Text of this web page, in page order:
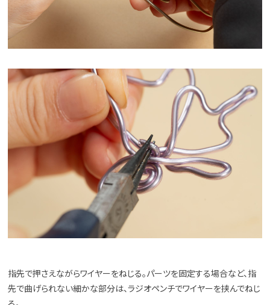
指先で押さえながらワイヤーをねじる。パーツを固定する場合など、指
先で曲げられない細かな部分は、ラジオペンチでワイヤーを挟んでねじ